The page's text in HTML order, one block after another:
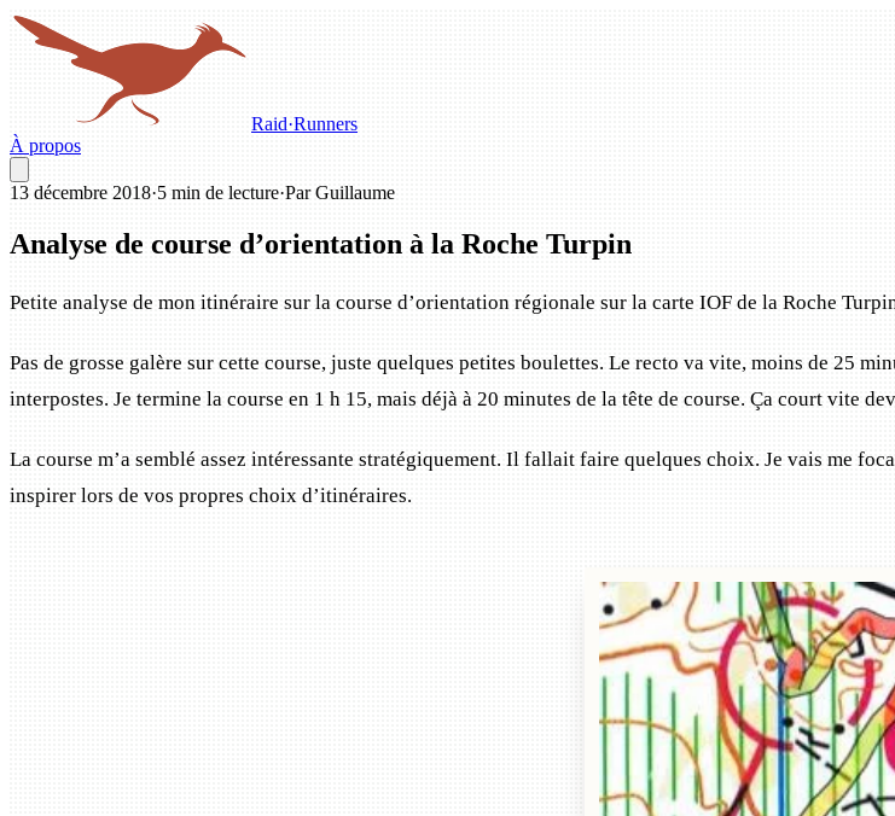
Raid·Runners
À propos
13 décembre 2018·5 min de lecture·Par Guillaume
Analyse de course d’orientation à la Roche Turpin
Petite analyse de mon itinéraire sur la course d’orientation régionale sur la carte IOF de la Roche
Pas de grosse galère sur cette course, juste quelques petites boulettes. Le recto va vite, moins de 25
interpostes. Je termine la course en 1 h 15, mais déjà à 20 minutes de la tête de course. Ça court vite
La course m’a semblé assez intéressante stratégiquement. Il fallait faire quelques choix. Je vais me
inspirer lors de vos propres choix d’itinéraires.